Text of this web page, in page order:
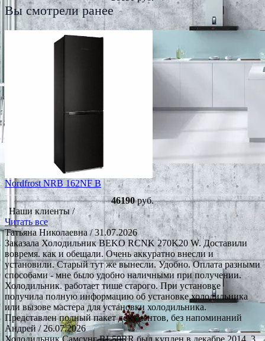
Вы смотрели ранее
Nordfrost NRB 162NF B
46190руб.
Наши клиенты /
Читать все
Татьяна Николаевна/ 31.07.2026
Заказала Холодильник BEKO RCNK 270K20 W. Доставили
вовремя. как и обещали. Очень аккуратно внесли и
установили. Старый тут же вынесли. Удобно. Оплата разными
способами - мне было удобно наличными при получении.
Холодильник. работает тише старого. При установке
получила полную информацию об установке холодильника
или вызове мастера для установки холодильника.
Представлен полный пакет документов, без напоминаний
Андрей/ 26.07.2026
Холодильник Самсунг RL50RR был куплен в декабре 2014, 3